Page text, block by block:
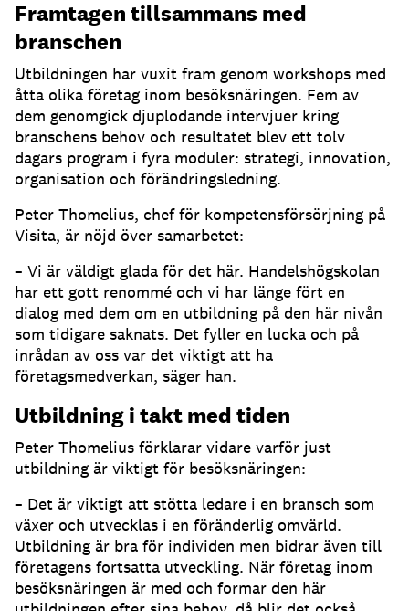
Framtagen tillsammans med
branschen
Utbildningen har vuxit fram genom workshops med
åtta olika företag inom besöksnäringen. Fem av
dem genomgick djuplodande intervjuer kring
branschens behov och resultatet blev ett tolv
dagars program i fyra moduler: strategi, innovation,
organisation och förändringsledning.
Peter Thomelius, chef för kompetensförsörjning på
Visita, är nöjd över samarbetet:
– Vi är väldigt glada för det här. Handelshögskolan
har ett gott renommé och vi har länge fört en
dialog med dem om en utbildning på den här nivån
som tidigare saknats. Det fyller en lucka och på
inrådan av oss var det viktigt att ha
företagsmedverkan, säger han.
Utbildning i takt med tiden
Peter Thomelius förklarar vidare varför just
utbildning är viktigt för besöksnäringen:
– Det är viktigt att stötta ledare i en bransch som
växer och utvecklas i en föränderlig omvärld.
Utbildning är bra för individen men bidrar även till
företagens fortsatta utveckling. När företag inom
besöksnäringen är med och formar den här